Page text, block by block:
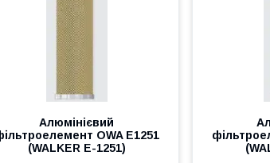
Алюмінієвий
OWA E1251
(WALKER E-1251)